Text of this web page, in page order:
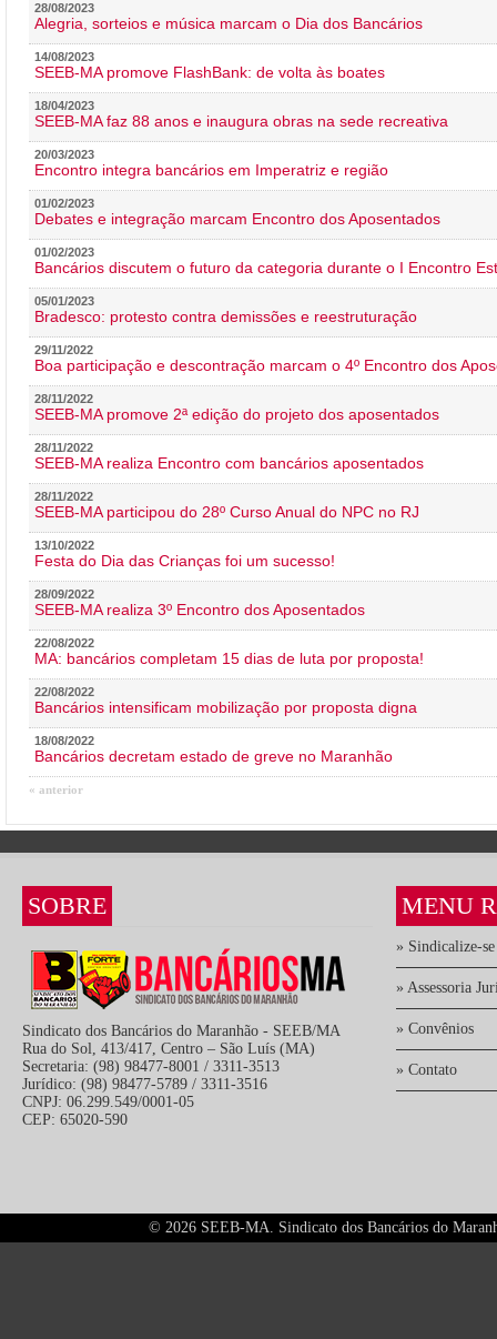
28/08/2023
Alegria, sorteios e música marcam o Dia dos Bancários
14/08/2023
SEEB-MA promove FlashBank: de volta às boates
18/04/2023
SEEB-MA faz 88 anos e inaugura obras na sede recreativa
20/03/2023
Encontro integra bancários em Imperatriz e região
01/02/2023
Debates e integração marcam Encontro dos Aposentados
01/02/2023
Bancários discutem o futuro da categoria durante o I Encontro
05/01/2023
Bradesco: protesto contra demissões e reestruturação
29/11/2022
Boa participação e descontração marcam o 4º Encontro dos
28/11/2022
SEEB-MA promove 2ª edição do projeto dos aposentados
28/11/2022
SEEB-MA realiza Encontro com bancários aposentados
28/11/2022
SEEB-MA participou do 28º Curso Anual do NPC no RJ
13/10/2022
Festa do Dia das Crianças foi um sucesso!
28/09/2022
SEEB-MA realiza 3º Encontro dos Aposentados
22/08/2022
MA: bancários completam 15 dias de luta por proposta!
22/08/2022
Bancários intensificam mobilização por proposta digna
18/08/2022
Bancários decretam estado de greve no Maranhão
« anterior
SOBRE
Sindicato dos Bancários do Maranhão - SEEB/MA
Rua do Sol, 413/417, Centro – São Luís (MA)
Secretaria: (98) 98477-8001 / 3311-3513
Jurídico: (98) 98477-5789 / 3311-3516
CNPJ: 06.299.549/0001-05
CEP: 65020-590
MENU
» Sindicalize-se
» Assessoria
» Convênios
» Contato
© 2026 SEEB-MA. Sindicato dos Bancários do